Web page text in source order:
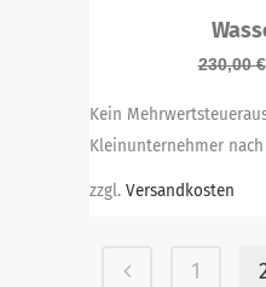
230,00€
Kein
Kleinunternehmer nach
zzgl. Versandkosten
1